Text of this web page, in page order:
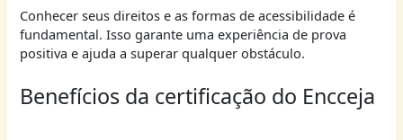
Conhecer seus direitos e as formas de acessibilidade é
fundamental. Isso garante uma experiência de prova
positiva e ajuda a superar qualquer obstáculo.
Benefícios da certificação do Encceja